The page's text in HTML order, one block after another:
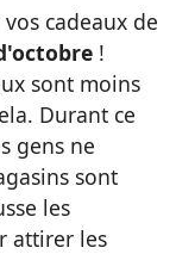
cadeaux de
!
sont moins
Durant ce
gens ne
sont
les
attirer les